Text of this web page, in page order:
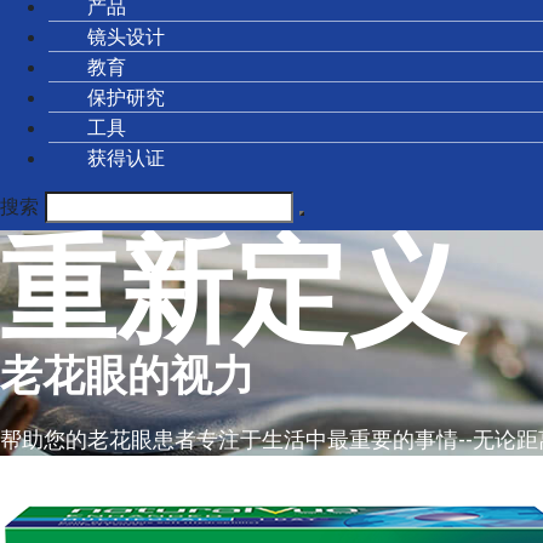
产品
镜头设计
教育
保护研究
工具
获得认证
搜索
重新定义
老花眼的视力
帮助您的老花眼患者专注于生活中最重要的事情--无论